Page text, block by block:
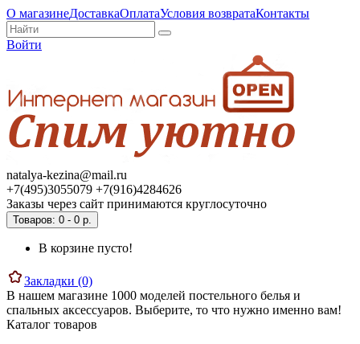
О магазинеДоставкаОплатаУсловия возвратаКонтакты
Войти
natalya-kezina@mail.ru
+7(495)3055079 +7(916)4284626
Заказы через сайт принимаются круглосуточно
Товаров: 0 - 0 р.
В корзине пусто!
Закладки (0)
В нашем магазине 1000 моделей постельного белья и
спальных аксессуаров. Выберите, то что нужно именно вам!
Каталог товаров